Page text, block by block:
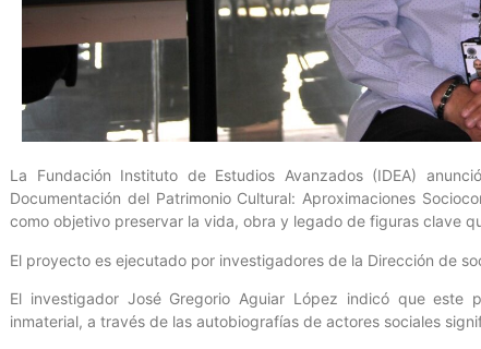
La Fundación Instituto de Estudios Avanzados (IDEA)
Documentación del Patrimonio Cultural: Aproximaciones
como objetivo preservar la vida, obra y legado de figuras clave
El proyecto es ejecutado por investigadores de la Dirección de
El investigador José Gregorio Aguiar López indicó que este
inmaterial, a través de las autobiografías de actores sociales